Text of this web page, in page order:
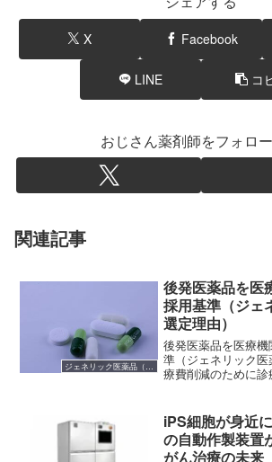
X Facebook
LINE コ
おじさん薬剤師をフォロ
関連記事
ジェネリック医薬品（後発医薬品）
後発医薬品を医
採用基準（ジェ
選定理由）
後発医薬品を医療
準（ジェネリック
療費削減のために
ぶ基準にはどのよ
かを調べてみよう
iPS細胞が身近
の自動作製装置
がん治療の未来